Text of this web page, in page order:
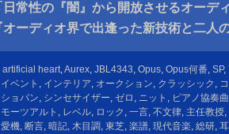
常性の『闇』から開放させるオーデ
ーディオ界で出逢った新技術と二人
artificial heart,Aurex, JBL4343, Opus, Opus何番, SP,
イベント , インテリア, オークション, クラッシック ,
ショパン, シンセサイザー, ゼロ , ニット , ピアノ協奏曲
モーツアルト , レベル, ロック , 一言, 不文律, 主任教授,
愛機, 断言, 暗記, 木目調 , 東芝, 楽譜, 現代音楽, 総研, 耳